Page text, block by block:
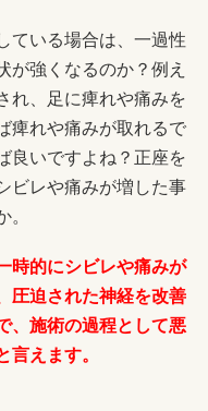
ている場合は、一過性
が強くなるのか？例え
れ、足に痺れや痛みを
痺れや痛みが取れるで
良いですよね？正座を
ビレや痛みが増した事
。
時的にシビレや痛みが
圧迫された神経を改善
、施術の過程として悪
言えます。